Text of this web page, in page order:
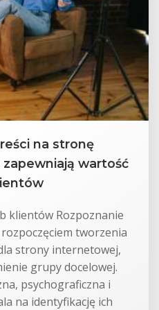
na stronę
wartość
klientów Rozpoznanie
tworzenia
strony internetowej,
grupy docelowej.
psychograficzna i
na identyfikację ich